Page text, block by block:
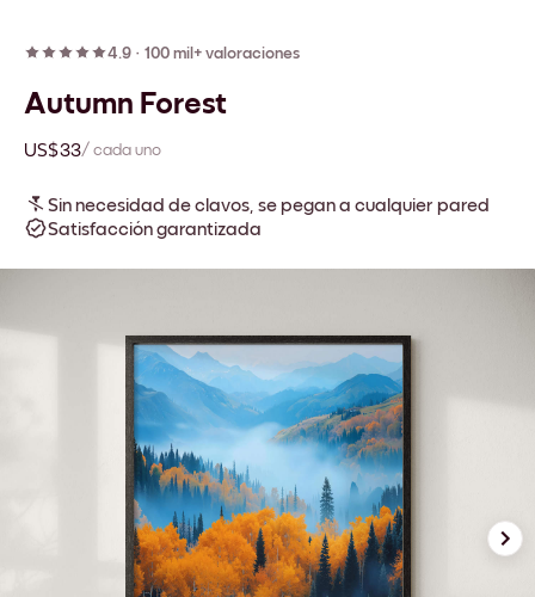
4.9 · 100 mil+ valoraciones
Autumn Forest
US$33/ cada uno
Sin necesidad de clavos, se pegan a cualquier pared
Satisfacción garantizada